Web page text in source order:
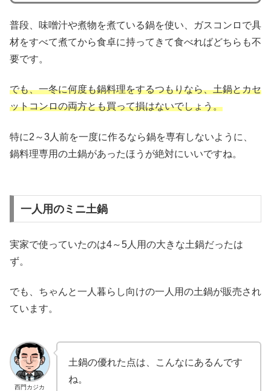
普段、味噌汁や煮物を煮ている鍋を使い、ガスコンロで具
材をすべて煮てから食卓に持ってきて食べればどちらも不
要です。
でも、一冬に何度も鍋料理をするつもりなら、土鍋とカセ
ットコンロの両方とも買って損はないでしょう。
特に2～3人前を一度に作るなら鍋を専有しないように、
鍋料理専用の土鍋があったほうが絶対にいいですね。
一人用のミニ土鍋
実家で使っていたのは4～5人用の大きな土鍋だったは
ず。
でも、ちゃんと一人暮らし向けの一人用の土鍋が販売され
ています。
西門カジカ
土鍋の優れた点は、こんなにあるんです
ね。